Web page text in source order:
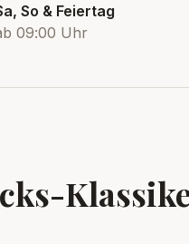
So & Feiertag
09:00 Uhr